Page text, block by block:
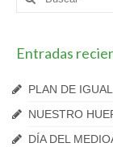
por:
Entradas
PLAN DE
NUESTRO
DÍA DEL